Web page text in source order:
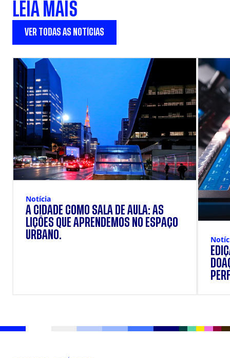
LEIA MAIS
VER TODAS AS NOTÍCIAS
Notícia
A CIDADE COMO SALA DE AULA: AS
LIÇÕES QUE APRENDEMOS NO ESPAÇO
URBANO.